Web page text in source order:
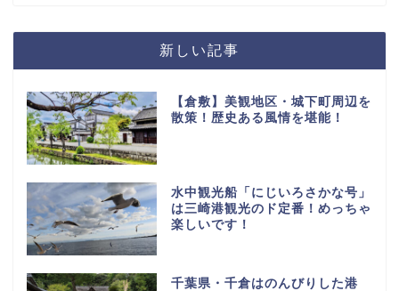
新しい記事
【倉敷】美観地区・城下町周辺を
散策！歴史ある風情を堪能！
水中観光船「にじいろさかな号」
は三崎港観光のド定番！めっちゃ
楽しいです！
千葉県・千倉はのんびりした港